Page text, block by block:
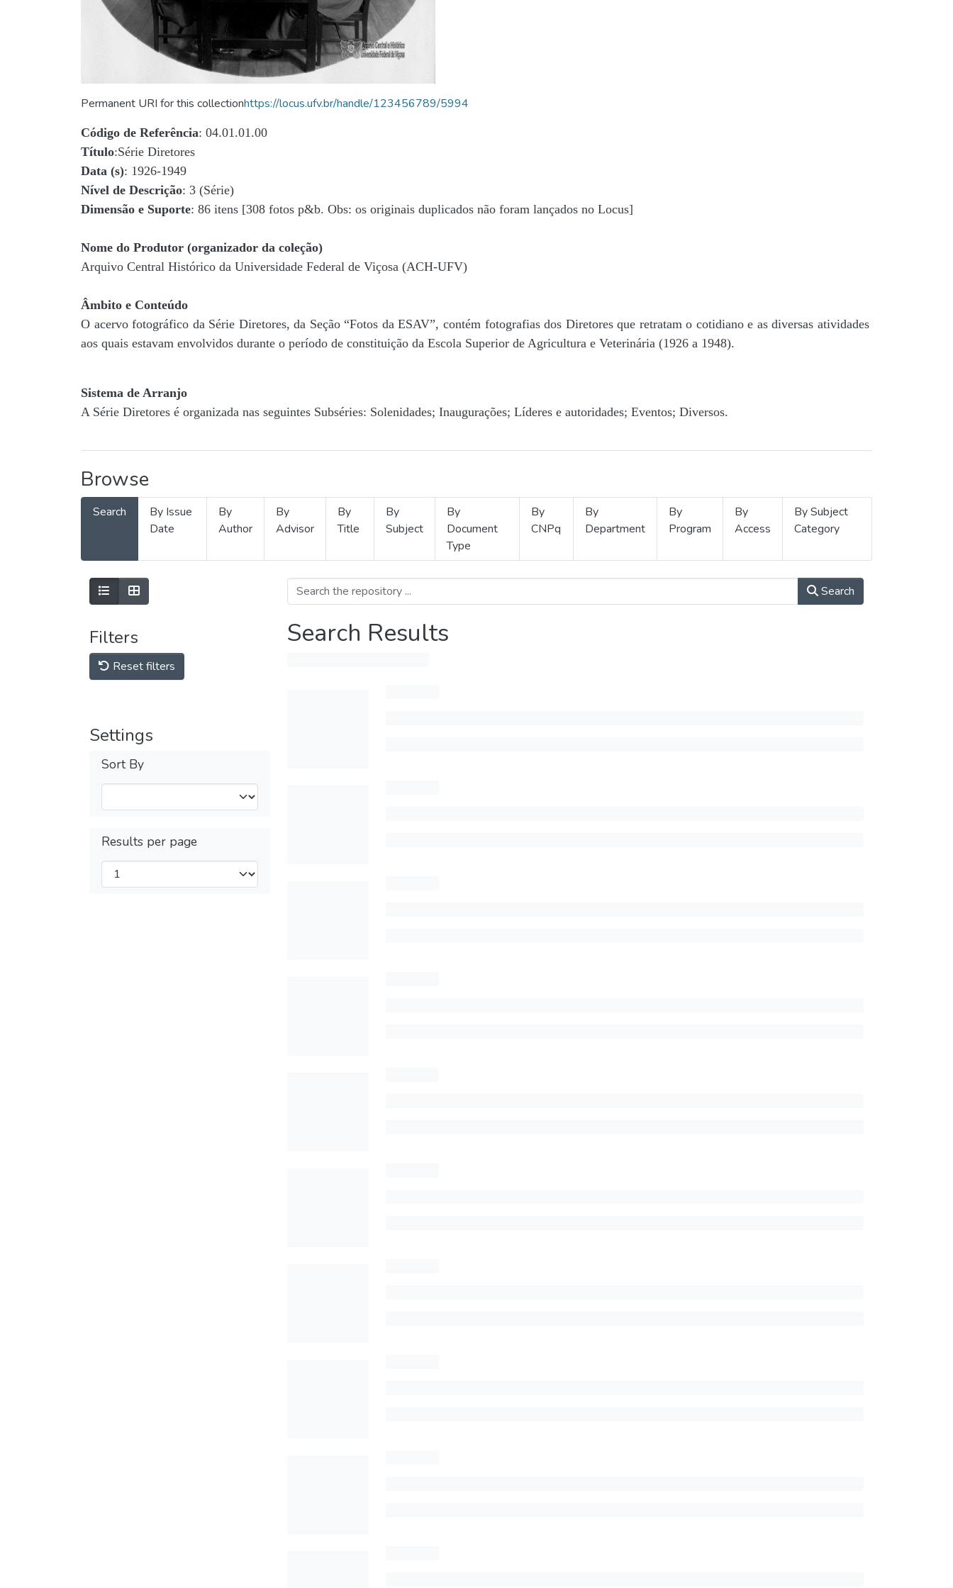
Permanent URI for this collectionhttps://locus.ufv.br/handle/123456789/5994
Código de Referência: 04.01.01.00
Título:Série Diretores
Data (s): 1926-1949
Nível de Descrição: 3 (Série)
Dimensão e Suporte: 86 itens [308 fotos p&b. Obs: os originais duplicados não foram lançados no Locus]
Nome do Produtor (organizador da coleção)
Arquivo Central Histórico da Universidade Federal de Viçosa (ACH-UFV)
Âmbito e Conteúdo
O acervo fotográfico da Série Diretores, da Seção “Fotos da ESAV”, contém fotografias dos Diretores que retratam o cotidiano e as diversas atividades
aos quais estavam envolvidos durante o período de constituição da Escola Superior de Agricultura e Veterinária (1926 a 1948).
Sistema de Arranjo
A Série Diretores é organizada nas seguintes Subséries: Solenidades; Inaugurações; Líderes e autoridades; Eventos; Diversos.
Browse
Search
By Issue
Date
By
Author
By
Advisor
By
Title
By
Subject
By
Document
Type
By
CNPq
By
Department
By
Program
By
Access
By Subject
Category
Filters
Reset filters
Settings
Sort By
Results per page
Search
Search Results